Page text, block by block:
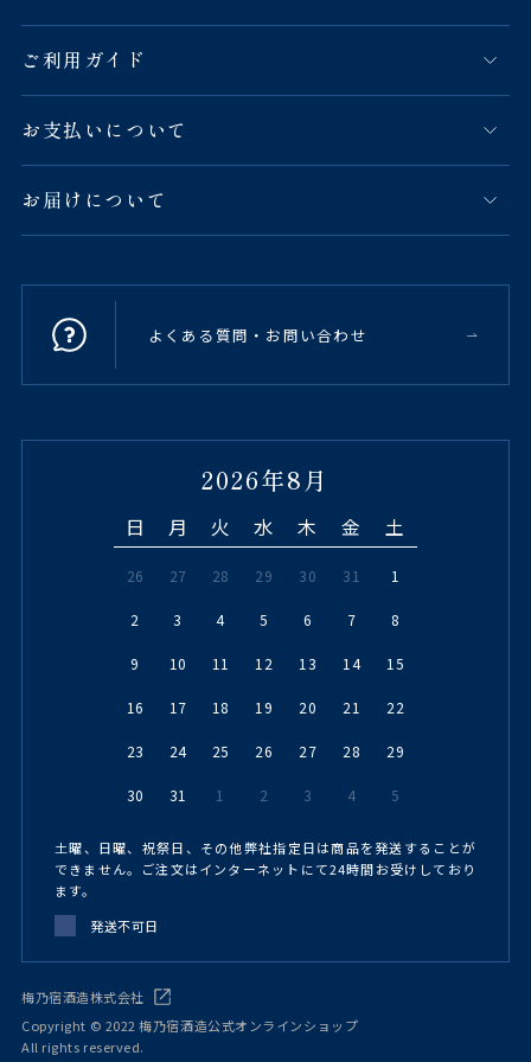
ご利用ガイド
お支払いについて
お届けについて
よくある質問・お問い合わせ
2026年8月
日 月 火 水 木 金 土
26 27 28 29 30 31 1
2 3 4 5 6 7 8
9 10 11 12 13 14 15
16 17 18 19 20 21 22
23 24 25 26 27 28 29
30 31 1 2 3 4 5
土曜、日曜、祝祭日、その他弊社指定日は商品を発送することが
できません。ご注文はインターネットにて24時間お受けしており
ます。
発送不可日
梅乃宿酒造株式会社
Copyright © 2022 梅乃宿酒造公式オンラインショップ
All rights reserved.